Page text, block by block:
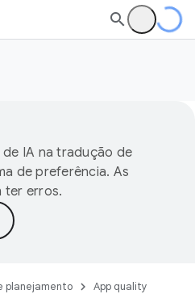
IA na tradução de
de preferência. As
ter erros.
planejamento
App quality